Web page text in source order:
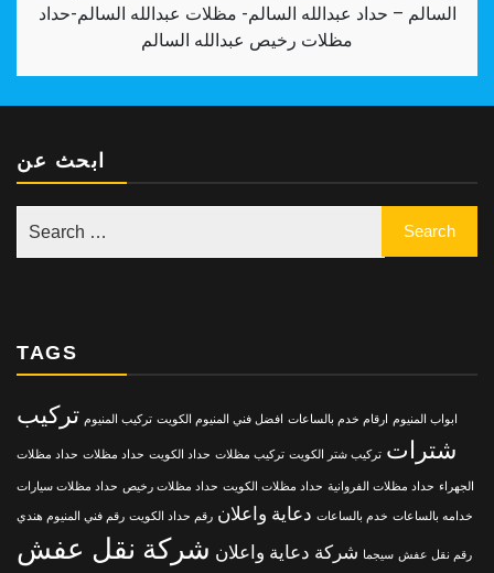
السالم – حداد عبدالله السالم- مظلات عبدالله السالم-حداد
مظلات رخيص عبدالله السالم
ابحث عن
TAGS
ابواب المنيوم ارقام خدم بالساعات افضل فني المنيوم الكويت تركيب المنيوم تركيب
شترات تركيب شتر الكويت تركيب مظلات حداد الكويت حداد مظلات حداد مظلات
الجهراء حداد مظلات الفروانية حداد مظلات الكويت حداد مظلات رخيص حداد مظلات سيارات
خدامه بالساعات خدم بالساعات دعاية واعلان رقم حداد الكويت رقم فني المنيوم هندي
رقم نقل عفش سيجما شركة دعاية واعلان شركة نقل عفش